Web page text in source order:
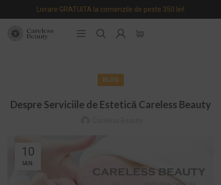
Livrare GRATUITA la comenzile de peste 350 lei!
BLOG
Despre Serviciile de Estetică Careless Beauty
10
IAN.